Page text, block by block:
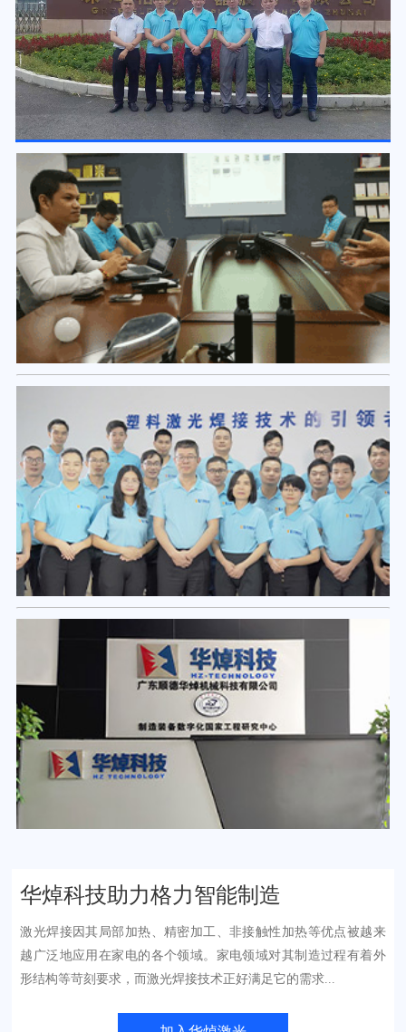
华焯科技助力格力智能制造
激光焊接因其局部加热、精密加工、非接触性加热等优点被越来
越广泛地应用在家电的各个领域。家电领域对其制造过程有着外
形结构等苛刻要求，而激光焊接技术正好满足它的需求...